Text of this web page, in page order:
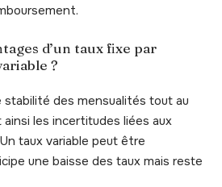
d’un taux fixe par
?
des mensualités tout au
les incertitudes liées aux
taux variable peut être
une baisse des taux mais reste